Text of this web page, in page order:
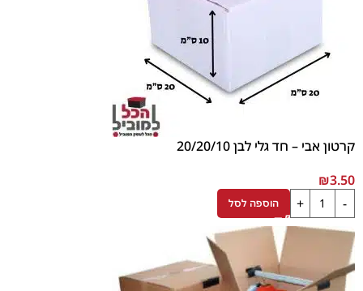
קרטון אבי – חד גלי לבן 20/20/10
₪3.50
הוספה לסל